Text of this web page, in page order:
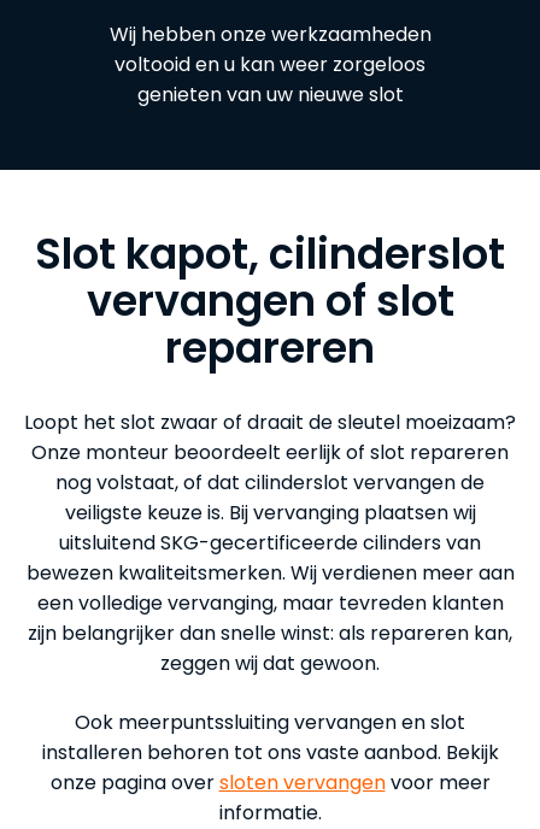
Wij hebben onze werkzaamheden
voltooid en u kan weer zorgeloos
genieten van uw nieuwe slot
Slot kapot, cilinderslot
vervangen of slot
repareren
Loopt het slot zwaar of draait de sleutel moeizaam?
Onze monteur beoordeelt eerlijk of slot repareren
nog volstaat, of dat cilinderslot vervangen de
veiligste keuze is. Bij vervanging plaatsen wij
uitsluitend SKG-gecertificeerde cilinders van
bewezen kwaliteitsmerken. Wij verdienen meer aan
een volledige vervanging, maar tevreden klanten
zijn belangrijker dan snelle winst: als repareren kan,
zeggen wij dat gewoon.
Ook meerpuntssluiting vervangen en slot
installeren behoren tot ons vaste aanbod. Bekijk
onze pagina oversloten vervangenvoor meer
informatie.